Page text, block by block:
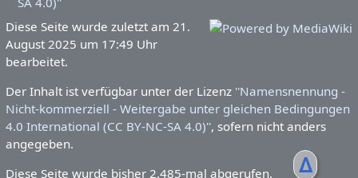
ᐃ
Diese Seite wurde zuletzt am 21.
August 2025 um 17:49 Uhr
bearbeitet.
Der Inhalt ist verfügbar unter der Lizenz ''Namensnennung -
Nicht-kommerziell - Weitergabe unter gleichen Bedingungen
4.0 International (CC BY-NC-SA 4.0)'', sofern nicht anders
angegeben.
Diese Seite wurde bisher 2.485-mal abgerufen.